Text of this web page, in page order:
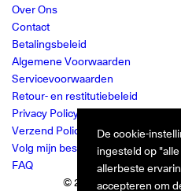
Over Ons
Contact
Betalingsbeleid
Algemene Voorwaarden
Servicevoorwaarden
Retour- en restitutiebeleid
Privacy Policy
Verzend Policy
Volg mijn bestelling
FAQ
© 2024 Jurkjes.co. Alle
De cookie-
ingesteld op
allerbeste
accepteren om